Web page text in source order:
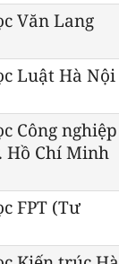
Văn Lang
Luật Hà Nội
Công nghiệp
Hồ Chí Minh
FPT (Tư